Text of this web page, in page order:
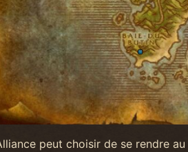
peut choisir de se rendre